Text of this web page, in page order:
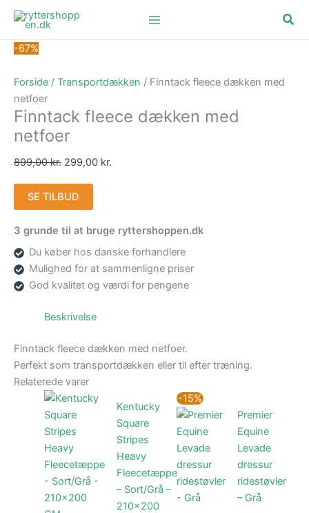
indholdet
Søg
-67%
Forside / Transportdækken / Finntack fleece dækken med
netfoer
Finntack fleece dækken med
netfoer
899,00kr.
oprindelige
pris
299,00 kr.
pris
SE TILBUD
3 grunde til at bruge ryttershoppen.dk
Du køber hos danske forhandlere
Mulighed for at sammenligne priser
God kvalitet og værdi for pengene
Beskrivelse
Finntack fleece dækken med netfoer.
Perfekt som transportdækken eller til efter træning.
Relaterede varer
Kentucky
Square
Stripes
Heavy
Fleecetæppe
– Sort/Grå –
210×200
-15%
Premier
Equine
Levade
dressur
ridestøvler
– Grå
pris
var:
2.199,00 kr..